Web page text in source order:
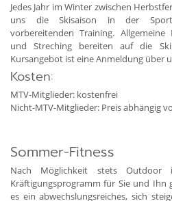
Jedes Jahr im Winter zwischen
uns die Skisaison in der
vorbereitenden Training. Allgemeine
und Streching bereiten auf die
Kursangebot ist eine Anmeldung über
Kosten:
MTV-Mitglieder: kostenfrei
Nicht-MTV-Mitglieder: Preis abhängig
Sommer-Fitness
Nach Möglichkeit stets Outdoor
Kräftigungsprogramm für Sie und Ihn
es ein abwechslungsreiches, sich